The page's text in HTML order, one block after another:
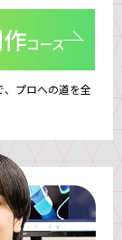
コース
プロへの道を全